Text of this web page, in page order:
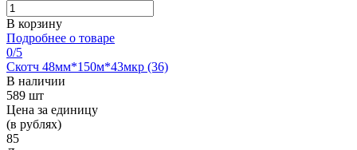
В корзину
Подробнее о товаре
0/5
Скотч 48мм*150м*43мкр (36)
В наличии
589 шт
Цена за единицу
(в рублях)
85